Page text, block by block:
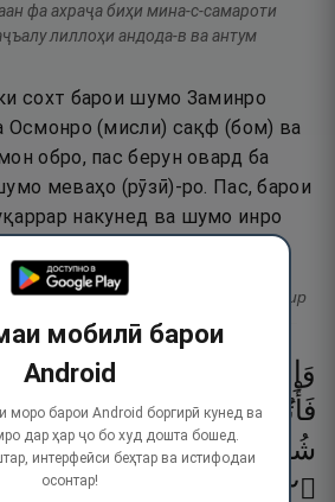
фа ахраҷа биҳи мина-с-самароти
лиллоҳи андода-в ва антум
сохт барои шумо Заминро
Осмонро (мисли) сақф (бом) ва
обро, пас берун овард ба
меваҳо (рӯзӣ)-ро. Пас, барои
накунед ва шумо инро
тафсир
وَإِن رَيْبٍۢ مِّمَّا نَزَّلْنَا
فَأْتُوا۟ بِسُورَةٍۢ مِّن مِّثْلِهِۦ
شُهَدَآءَكُم مِّن دُونِ ٱللَّهِ إِن
۝٢٣
мобилӣ барои
Android
моро барои Android боргирӣ кунед ва
дар ҳар ҷо бо худ дошта бошед.
интерфейси беҳтар ва истифодаи
осонтар!